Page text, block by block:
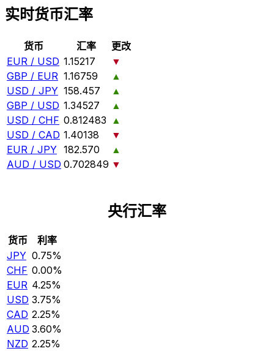
实时货币汇率
货币 汇率
更改
EUR / USD 1.15217
▼
GBP / EUR 1.16759
▲
USD / JPY 158.457
▲
GBP / USD 1.34527
▲
USD / CHF 0.812483
▲
USD / CAD 1.40138
▼
EUR / JPY 182.570
▲
AUD / USD 0.702849 ▼
央行汇率
货币
利率
JPY 0.75%
CHF 0.00%
EUR 4.25%
USD 3.75%
CAD 2.25%
AUD 3.60%
NZD 2.25%